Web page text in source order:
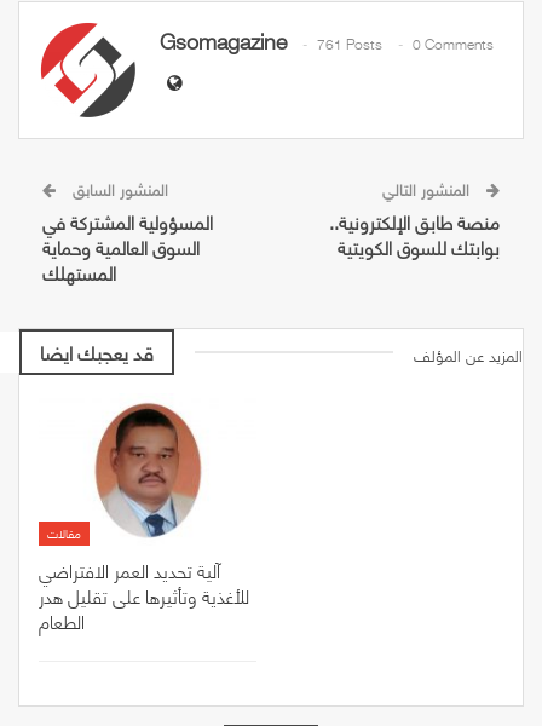
Gsomagazine 761 Posts 0 Comments
المنشور السابق
المسؤولية المشتركة في
السوق العالمية وحماية
المستهلك
منصة طابق الإلكترونية..
بوابتك للسوق الكويتية
قد يعجبك ايضا المزيد عن المؤلف
مقالات
آلية تحديد العمر الافتراضي
للأغذية وتأثيرها على تقليل هدر
الطعام